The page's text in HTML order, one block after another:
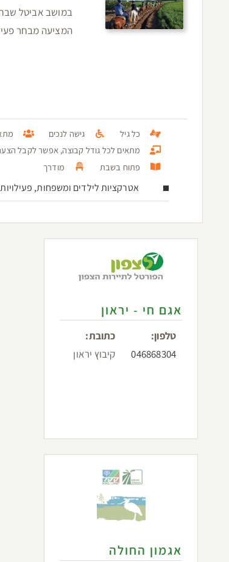
במושב אביטל
המציעה מבחר
כל גיל גישה לנכים
מתאים לכל גודל קבוצה, אפשר לקבל הצעה
פתוח בשבת
מודרך
אטרקציות לילדים ומשפחות,
אגם חי - יראון
טלפון:
046868304
כתובת:
קיבוץ יראון
אגמון החולה